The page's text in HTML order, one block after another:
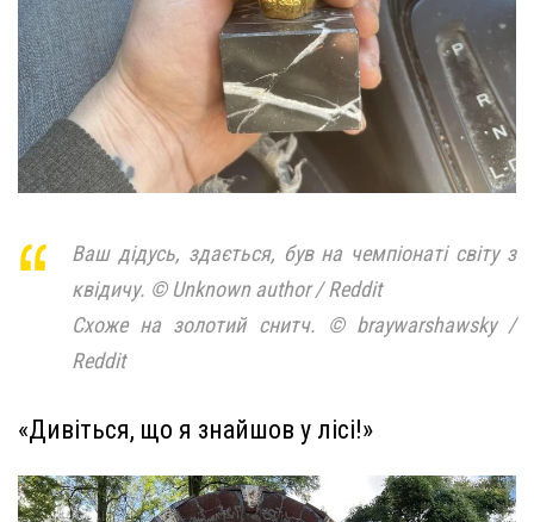
Ваш дідусь, здається, був на чемпіонаті світу з
квідичу. © Unknown author / Reddit
Схоже на золотий снитч. © braywarshawsky /
Reddit
«Дивіться, що я знайшов у лісі!»